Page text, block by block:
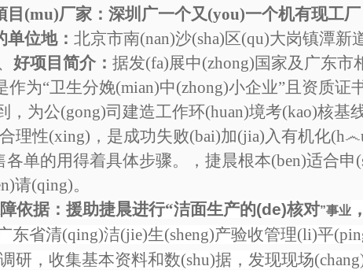
目(mu)厂家：深圳广一个又(you)一个机有现工厂
单位地： 北京市南(nan)沙(sha)区(qu)大岗镇潭新
好项目简介： 据发(fa)展中(zhong)国家及广东市
作为“卫生分娩(mian)中(zhong)小企业”且资质证书
，为公(gong)司建造工作环(huan)境考(kao)核基
理性(xing)，是成功失败(bai)加(jia)入有机化
各单的用得着具体步骤。，捷晨根本(ben)适合申
请(qing)。
依据： 援助捷晨进行“洁面生产的(de)核对”事业 ，
东省清(qing)洁(jie)生(sheng)产验收管理(li)平
研，收集基本资料和数(shu)据，发现现场